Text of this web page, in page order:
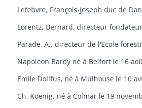
Parade, A., directeur de l'Ecole